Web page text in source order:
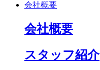
会社概要
会社概要
スタッフ紹介